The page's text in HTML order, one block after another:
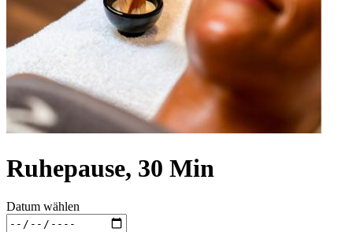
Ruhepause, 30 Min
Datum wählen